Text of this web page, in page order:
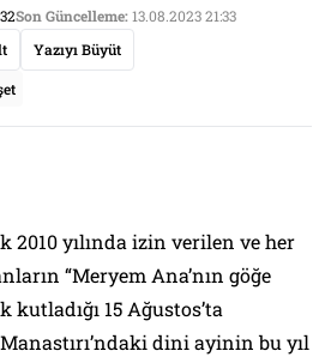
Son Güncelleme:13.08.2023 21:33
Yazıyı Büyüt
2010 yılında izin verilen ve her
“Meryem Ana’nın göğe
15 Ağustos’ta
dini ayinin bu yıl